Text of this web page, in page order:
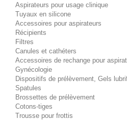
Aspirateurs pour usage clinique
Tuyaux en silicone
Accessoires pour aspirateurs
Récipients
Filtres
Canules et cathéters
Accessoires de rechange pour
Gynécologie
Dispositifs de prélèvement, Gels
Spatules
Brossettes de prélèvement
Cotons-tiges
Trousse pour frottis